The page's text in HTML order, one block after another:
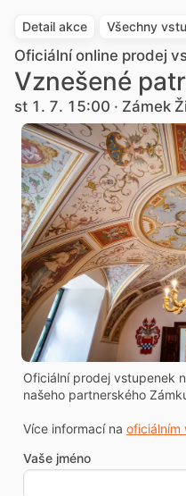
Detail akce Všechny
Oficiální online prodej
Vznešené
st 1. 7. 15:00 · Zámek
Oficiální prodej vstupenek
našeho partnerského
Více informací na oficiálním
Vaše jméno